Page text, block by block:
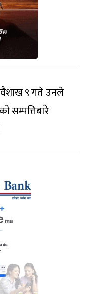
वैशाख ९ गते उनले
सम्पत्तिबारे